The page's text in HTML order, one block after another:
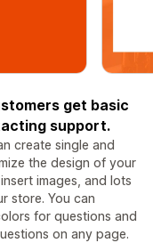
get basic
support.
create single and
the design of your
images, and lots
store. You can
for questions and
on any page.